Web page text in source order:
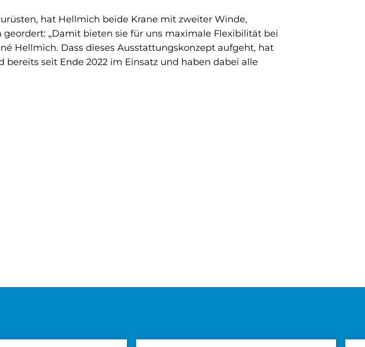
hat Hellmich beide Krane mit zweiter Winde,
„Damit bieten sie für uns maximale Flexibilität bei
Hellmich. Dass dieses Ausstattungskonzept aufgeht, hat
seit Ende 2022 im Einsatz und haben dabei alle